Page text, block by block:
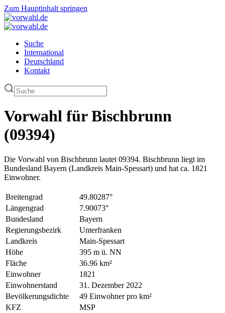
Zum Hauptinhalt springen
Suche
International
Deutschland
Kontakt
Vorwahl für Bischbrunn
(09394)
Die Vorwahl von Bischbrunn lautet 09394. Bischbrunn liegt im
Bundesland Bayern (Landkreis Main-Spessart) und hat ca. 1821
Einwohner.
Breitengrad
49.80287°
Längengrad
7.90073°
Bundesland
Bayern
Regierungsbezirk
Unterfranken
Landkreis
Main-Spessart
Höhe
395 m ü. NN
Fläche
36.96 km²
Einwohner
1821
Einwohnerstand
31. Dezember 2022
Bevölkerungsdichte
49 Einwohner pro km²
KFZ
MSP